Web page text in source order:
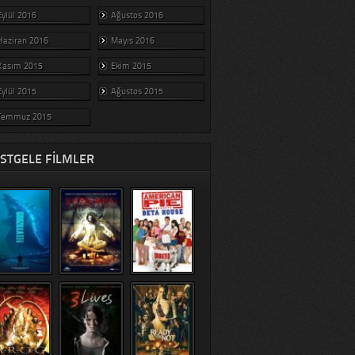
2016 Ağustos 2016
2016 Mayıs 2016
2015 Ekim 2015
2015 Ağustos 2015
2015
FILMLER